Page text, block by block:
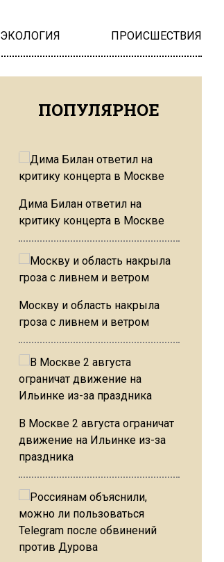
ЭКОЛОГИЯ ПРОИСШЕСТВИЯ
ПОПУЛЯРНОЕ
Дима Билан ответил на
критику концерта в Москве
Москву и область накрыла
гроза с ливнем и ветром
В Москве 2 августа ограничат
движение на Ильинке из-за
праздника